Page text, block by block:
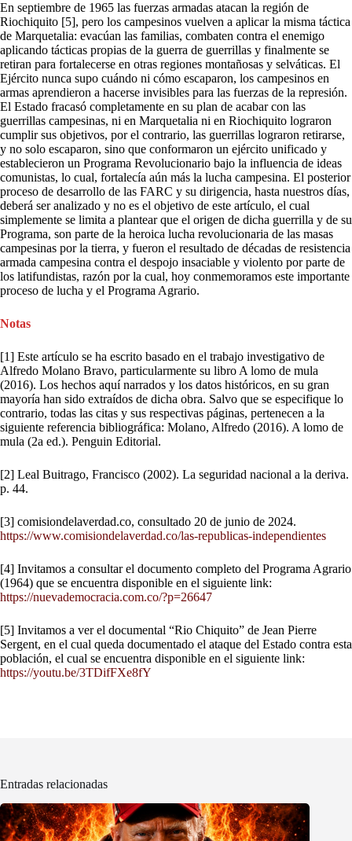
En septiembre de 1965 las fuerzas armadas atacan la región de
Riochiquito [5], pero los campesinos vuelven a aplicar la misma táctica
de Marquetalia: evacúan las familias, combaten contra el enemigo
aplicando tácticas propias de la guerra de guerrillas y finalmente se
retiran para fortalecerse en otras regiones montañosas y selváticas. El
Ejército nunca supo cuándo ni cómo escaparon, los campesinos en
armas aprendieron a hacerse invisibles para las fuerzas de la represión.
El Estado fracasó completamente en su plan de acabar con las
guerrillas campesinas, ni en Marquetalia ni en Riochiquito lograron
cumplir sus objetivos, por el contrario, las guerrillas lograron retirarse,
y no solo escaparon, sino que conformaron un ejército unificado y
establecieron un Programa Revolucionario bajo la influencia de ideas
comunistas, lo cual, fortalecía aún más la lucha campesina. El posterior
proceso de desarrollo de las FARC y su dirigencia, hasta nuestros días,
deberá ser analizado y no es el objetivo de este artículo, el cual
simplemente se limita a plantear que el origen de dicha guerrilla y de su
Programa, son parte de la heroica lucha revolucionaria de las masas
campesinas por la tierra, y fueron el resultado de décadas de resistencia
armada campesina contra el despojo insaciable y violento por parte de
los latifundistas, razón por la cual, hoy conmemoramos este importante
proceso de lucha y el Programa Agrario.
Notas
[1] Este artículo se ha escrito basado en el trabajo investigativo de
Alfredo Molano Bravo, particularmente su libro A lomo de mula
(2016). Los hechos aquí narrados y los datos históricos, en su gran
mayoría han sido extraídos de dicha obra. Salvo que se especifique lo
contrario, todas las citas y sus respectivas páginas, pertenecen a la
siguiente referencia bibliográfica: Molano, Alfredo (2016). A lomo de
mula (2a ed.). Penguin Editorial.
[2] Leal Buitrago, Francisco (2002). La seguridad nacional a la deriva.
p. 44.
[3] comisiondelaverdad.co, consultado 20 de junio de 2024.
https://www.comisiondelaverdad.co/las-republicas-independientes
[4] Invitamos a consultar el documento completo del Programa Agrario
(1964) que se encuentra disponible en el siguiente link:
https://nuevademocracia.com.co/?p=26647
[5] Invitamos a ver el documental “Rio Chiquito” de Jean Pierre
Sergent, en el cual queda documentado el ataque del Estado contra esta
población, el cual se encuentra disponible en el siguiente link:
https://youtu.be/3TDifFXe8fY
Entradas relacionadas